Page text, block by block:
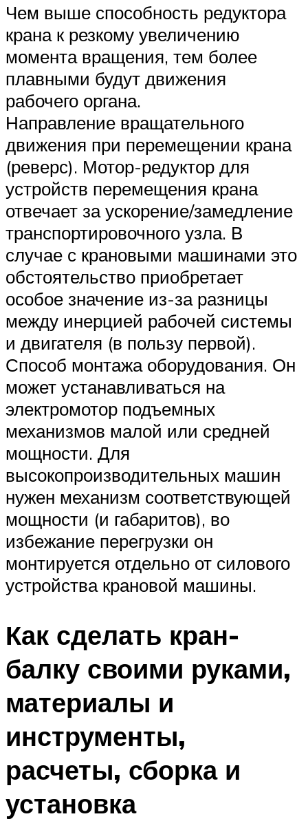
Чем выше способность редуктора
крана к резкому увеличению
момента вращения, тем более
плавными будут движения
рабочего органа.
Направление вращательного
движения при перемещении крана
(реверс). Мотор-редуктор для
устройств перемещения крана
отвечает за ускорение/замедление
транспортировочного узла. В
случае с крановыми машинами это
обстоятельство приобретает
особое значение из-за разницы
между инерцией рабочей системы
и двигателя (в пользу первой).
Способ монтажа оборудования. Он
может устанавливаться на
электромотор подъемных
механизмов малой или средней
мощности. Для
высокопроизводительных машин
нужен механизм соответствующей
мощности (и габаритов), во
избежание перегрузки он
монтируется отдельно от силового
устройства крановой машины.
Как сделать кран-
балку своими руками,
материалы и
инструменты,
расчеты, сборка и
установка